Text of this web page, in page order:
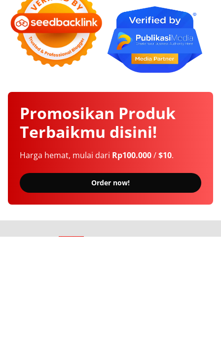
Promosikan Produk
Terbaikmu disini!
Harga hemat, mulai dari Rp100.000/$10.
Order now!